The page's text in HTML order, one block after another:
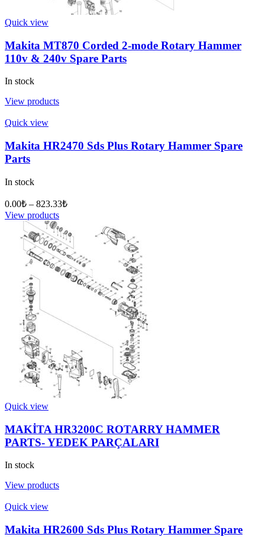
Quick view
Makita MT870 Corded 2-mode Rotary Hammer
110v & 240v Spare Parts
In stock
View products
Quick view
Makita HR2470 Sds Plus Rotary Hammer Spare
Parts
In stock
0.00₺ – 823.33₺
View products
Quick view
MAKİTA HR3200C ROTARRY HAMMER
PARTS- YEDEK PARÇALARI
In stock
View products
Quick view
Makita HR2600 Sds Plus Rotary Hammer Spare